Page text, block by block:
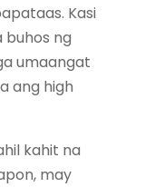
Kasi
buhos ng
umaangat
ang high
kahit na
may